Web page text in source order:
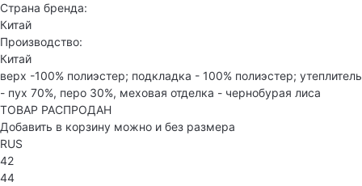
Страна бренда:
Китай
Производство:
Китай
верх -100% полиэстер; подкладка - 100% полиэстер; утеплитель
- пух 70%, перо 30%, меховая отделка - чернобурая лиса
ТОВАР РАСПРОДАН
Добавить в корзину можно и без размера
RUS
42
44